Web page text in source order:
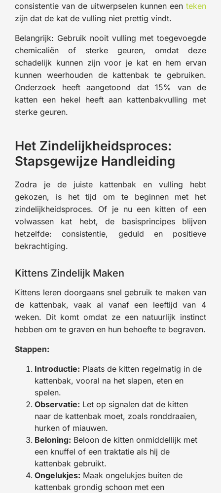
consistentie van de uitwerpselen kunnen een teken
zijn dat de kat de vulling niet prettig vindt.
Belangrijk: Gebruik nooit vulling met toegevoegde
chemicaliën of sterke geuren, omdat deze
schadelijk kunnen zijn voor je kat en hem ervan
kunnen weerhouden de kattenbak te gebruiken.
Onderzoek heeft aangetoond dat 15% van de
katten een hekel heeft aan kattenbakvulling met
sterke geuren.
Het Zindelijkheidsproces:
Stapsgewijze Handleiding
Zodra je de juiste kattenbak en vulling hebt
gekozen, is het tijd om te beginnen met het
zindelijkheidsproces. Of je nu een kitten of een
volwassen kat hebt, de basisprincipes blijven
hetzelfde: consistentie, geduld en positieve
bekrachtiging.
Kittens Zindelijk Maken
Kittens leren doorgaans snel gebruik te maken van
de kattenbak, vaak al vanaf een leeftijd van 4
weken. Dit komt omdat ze een natuurlijk instinct
hebben om te graven en hun behoefte te begraven.
Stappen:
Introductie: Plaats de kitten regelmatig in de
kattenbak, vooral na het slapen, eten en
spelen.
Observatie: Let op signalen dat de kitten
naar de kattenbak moet, zoals ronddraaien,
hurken of miauwen.
Beloning: Beloon de kitten onmiddellijk met
een knuffel of een traktatie als hij de
kattenbak gebruikt.
Ongelukjes: Maak ongelukjes buiten de
kattenbak grondig schoon met een